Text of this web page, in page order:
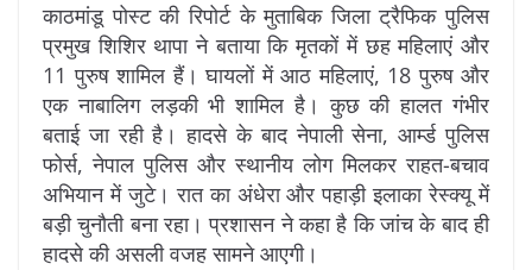
काठमांडू पोस्ट की रिपोर्ट के मुताबिक जिला ट्रैफिक पुलिस
प्रमुख शिशिर थापा ने बताया कि मृतकों में छह महिलाएं और
11 पुरुष शामिल हैं। घायलों में आठ महिलाएं, 18 पुरुष और
एक नाबालिग लड़की भी शामिल है। कुछ की हालत गंभीर
बताई जा रही है। हादसे के बाद नेपाली सेना, आर्म्ड पुलिस
फोर्स, नेपाल पुलिस और स्थानीय लोग मिलकर राहत-बचाव
अभियान में जुटे। रात का अंधेरा और पहाड़ी इलाका रेस्क्यू में
बड़ी चुनौती बना रहा। प्रशासन ने कहा है कि जांच के बाद ही
हादसे की असली वजह सामने आएगी।